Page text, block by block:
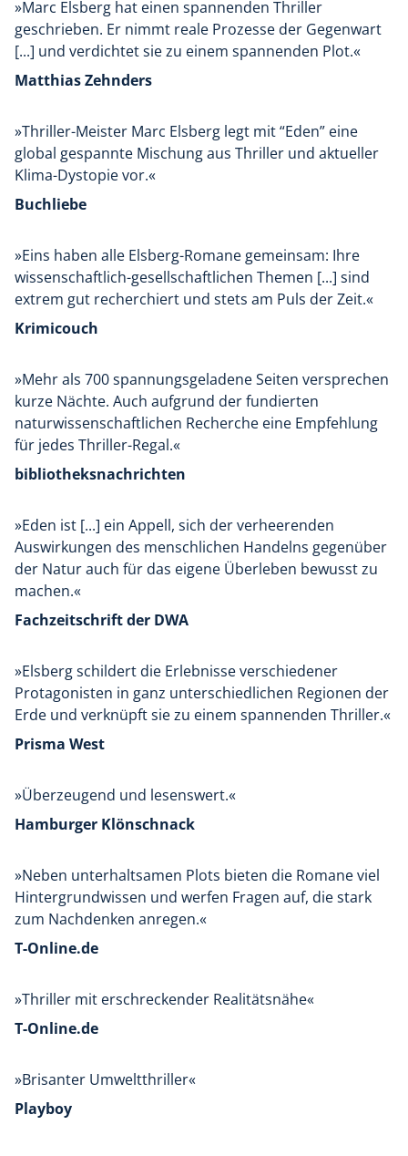
»Marc Elsberg hat einen spannenden Thriller
geschrieben. Er nimmt reale Prozesse der Gegenwart
[...] und verdichtet sie zu einem spannenden Plot.«
Matthias Zehnders
»Thriller-Meister Marc Elsberg legt mit “Eden” eine
global gespannte Mischung aus Thriller und aktueller
Klima-Dystopie vor.«
Buchliebe
»Eins haben alle Elsberg-Romane gemeinsam: Ihre
wissenschaftlich-gesellschaftlichen Themen [...] sind
extrem gut recherchiert und stets am Puls der Zeit.«
Krimicouch
»Mehr als 700 spannungsgeladene Seiten versprechen
kurze Nächte. Auch aufgrund der fundierten
naturwissenschaftlichen Recherche eine Empfehlung
für jedes Thriller-Regal.«
bibliotheksnachrichten
»Eden ist [...] ein Appell, sich der verheerenden
Auswirkungen des menschlichen Handelns gegenüber
der Natur auch für das eigene Überleben bewusst zu
machen.«
Fachzeitschrift der DWA
»Elsberg schildert die Erlebnisse verschiedener
Protagonisten in ganz unterschiedlichen Regionen der
Erde und verknüpft sie zu einem spannenden Thriller.«
Prisma West
»Überzeugend und lesenswert.«
Hamburger Klönschnack
»Neben unterhaltsamen Plots bieten die Romane viel
Hintergrundwissen und werfen Fragen auf, die stark
zum Nachdenken anregen.«
T-Online.de
»Thriller mit erschreckender Realitätsnähe«
T-Online.de
»Brisanter Umweltthriller«
Playboy